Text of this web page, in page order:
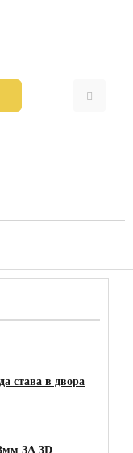
става в двора
ЗА 3D